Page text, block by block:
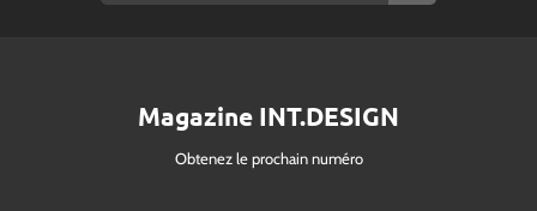
Magazine INT.DESIGN
Obtenez le prochain numéro